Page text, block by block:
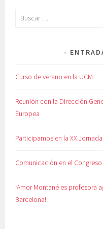
Buscar:
Curso de verano en la UCM
Reunión con la Dirección
Europea
Participamos en la XX
Comunicación en el Congreso
¡Amor Montané es profesora
Barcelona!